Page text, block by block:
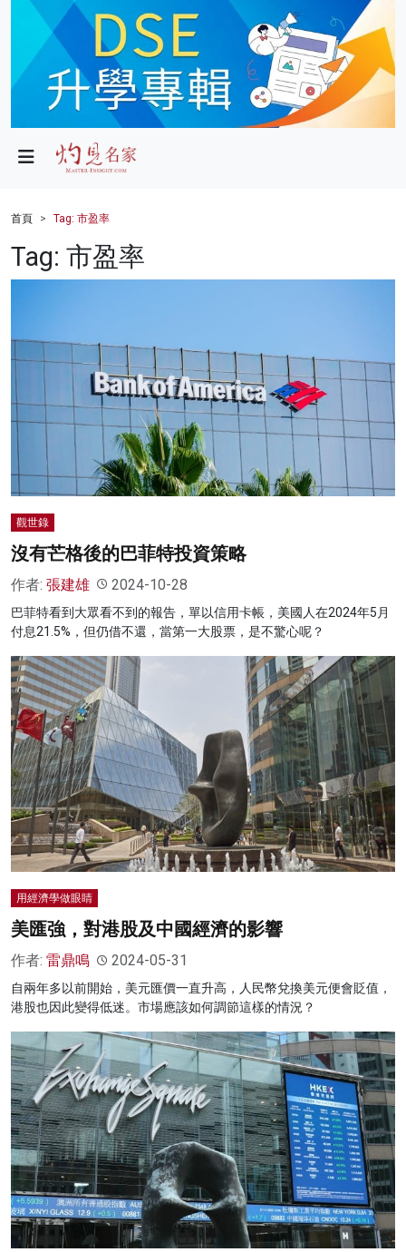
政局
財經
健康
科技
名家榜
灼見活動
首頁 Tag: 市盈率
Tag: 市盈率
觀世錄
沒有芒格後的巴菲特投資策略
作者: 張建雄 2024-10-28
巴菲特看到大眾看不到的報告，單以信用卡帳，美國人在2024年5月
付息21.5%，但仍借不還，當第一大股票，是不驚心呢？
用經濟學做眼睛
美匯強，對港股及中國經濟的影響
作者: 雷鼎鳴 2024-05-31
自兩年多以前開始，美元匯價一直升高，人民幣兌換美元便會貶值，
港股也因此變得低迷。市場應該如何調節這樣的情況？